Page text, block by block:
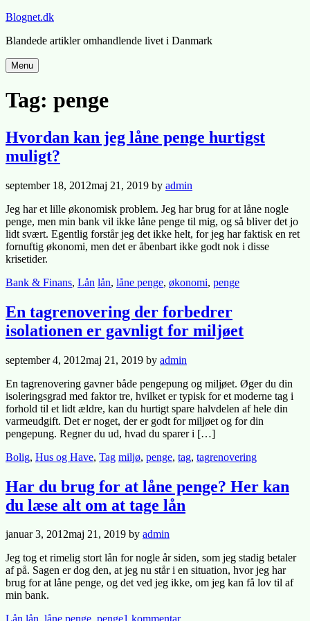
Skip
content
Blognet.dk
Blandede artikler omhandlende livet i Danmark
Menu
Tag: penge
Hvordan kan jeg låne penge hurtigst
muligt?
Posted
september 18, 2012maj 21, 2019 by admin
Jeg har et lille økonomisk problem. Jeg har brug for at låne nogle
penge, men min bank vil ikke låne penge til mig, og så bliver det jo
lidt svært. Egentlig forstår jeg det ikke helt, for jeg har faktisk en ret
fornuftig økonomi, men det er åbenbart ikke godt nok i disse
krisetider.
Posted
Bank & Finans, Lån Tagged
lån, låne penge, økonomi, penge
En tagrenovering der forbedrer
isolationen er gavnligt for miljøet
Posted
september 4, 2012maj 21, 2019 by admin
En tagrenovering gavner både pengepung og miljøet. Øger du din
isoleringsgrad med faktor tre, hvilket er typisk for et moderne tag i
forhold til et lidt ældre, kan du hurtigt spare halvdelen af hele din
varmeudgift. Det er noget, der er godt for miljøet og for din
pengepung. Regner du ud, hvad du sparer i […]
Posted
Bolig, Hus og Have, TagTagged
miljø, penge, tag, tagrenovering
Har du brug for at låne penge? Her kan
du læse alt om at tage lån
Posted
januar 3, 2012maj 21, 2019 by admin
Jeg tog et rimelig stort lån for nogle år siden, som jeg stadig betaler
af på. Sagen er dog den, at jeg nu står i en situation, hvor jeg har
brug for at låne penge, og det ved jeg ikke, om jeg kan få lov til af
min bank.
PostedTagged til